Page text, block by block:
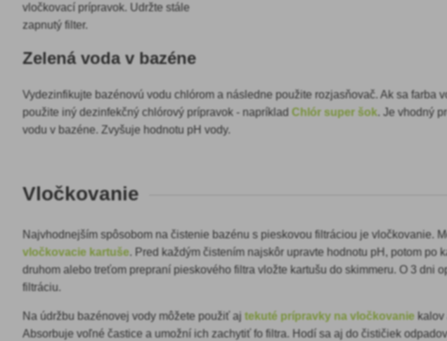
vločkovací prípravok. Udržte stále
zapnutý filter.
Zelená voda v bazéne
Vydezinfikujte bazénovú vodu chlórom a následne použite rozjasňovač. Ak sa farba
použite iný dezinfekčný chlórový prípravok - napríkladChlór super šok. Je vhodný
vodu v bazéne. Zvyšuje hodnotu pH vody.
Vločkovanie
Najvhodnejším spôsobom načistenie bazénu s pieskovou filtráciou je vločkovanie.
vločkovacie kartuše. Pred každým čistením najskôr upravte hodnotu pH, potom po
druhom alebo treťom prepraní pieskového filtra vložte kartušu do skimmeru. O 3 dni
filtráciu.
Na údržbu bazénovej vody môžete použiť ajtekuté prípravky na vločkovanie kalov
Absorbuje voľné častice a umožní ich zachytiť fo filtra. Hodí sa aj do čističiek